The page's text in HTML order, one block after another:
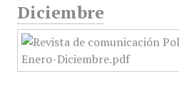
Diciembre